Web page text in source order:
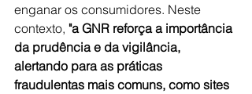
enganar os consumidores. Neste
contexto, "a GNR reforça a importância
da prudência e da vigilância,
alertando para as práticas
fraudulentas mais comuns, como sites